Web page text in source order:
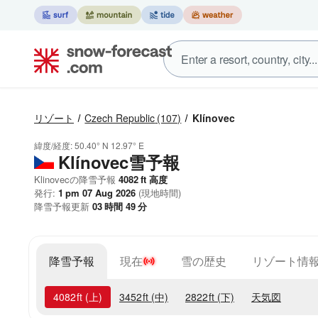
リゾート Czech Republic (107) Klínovec
緯度/経度:50.40° N 12.97° E
Klínovec雪予報
Klinovecの降雪予報 4082ft 高度
発行: 1 pm 07 Aug 2026 (現地時間)
降雪予報更新 03時間 49分
降雪予報 現在 雪の歴史 リゾート情
4082ft (上) 3452ft (中) 2822ft (下) 天気図